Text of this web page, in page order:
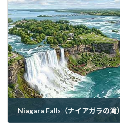
Niagara Falls（ナイアガラの滝）